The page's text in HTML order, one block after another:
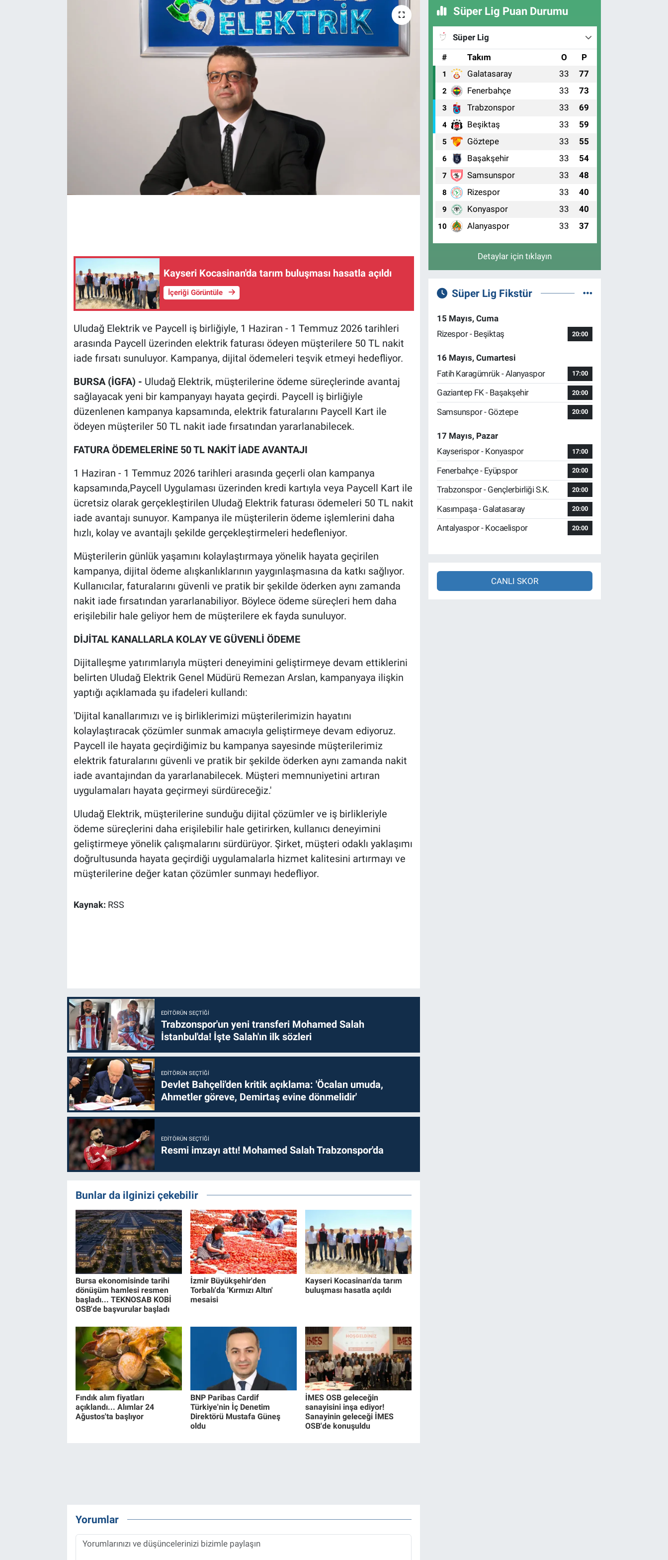
Kayseri Kocasinan'da tarım buluşması hasatla açıldı
İçeriği Görüntüle
Uludağ Elektrik ve Paycell iş birliğiyle, 1 Haziran - 1 Temmuz 2026 tarihleri
arasında Paycell üzerinden elektrik faturası ödeyen müşterilere 50 TL nakit
iade fırsatı sunuluyor. Kampanya, dijital ödemeleri teşvik etmeyi hedefliyor.
BURSA (İGFA) - Uludağ Elektrik, müşterilerine ödeme süreçlerinde avantaj
sağlayacak yeni bir kampanyayı hayata geçirdi. Paycell iş birliğiyle
düzenlenen kampanya kapsamında, elektrik faturalarını Paycell Kart ile
ödeyen müşteriler 50 TL nakit iade fırsatından yararlanabilecek.
FATURA ÖDEMELERİNE 50 TL NAKİT İADE AVANTAJI
1 Haziran - 1 Temmuz 2026 tarihleri arasında geçerli olan kampanya
kapsamında,Paycell Uygulaması üzerinden kredi kartıyla veya Paycell Kart ile
ücretsiz olarak gerçekleştirilen Uludağ Elektrik faturası ödemeleri 50 TL nakit
iade avantajı sunuyor. Kampanya ile müşterilerin ödeme işlemlerini daha
hızlı, kolay ve avantajlı şekilde gerçekleştirmeleri hedefleniyor.
Müşterilerin günlük yaşamını kolaylaştırmaya yönelik hayata geçirilen
kampanya, dijital ödeme alışkanlıklarının yaygınlaşmasına da katkı sağlıyor.
Kullanıcılar, faturalarını güvenli ve pratik bir şekilde öderken aynı zamanda
nakit iade fırsatından yararlanabiliyor. Böylece ödeme süreçleri hem daha
erişilebilir hale geliyor hem de müşterilere ek fayda sunuluyor.
DİJİTAL KANALLARLA KOLAY VE GÜVENLİ ÖDEME
Dijitalleşme yatırımlarıyla müşteri deneyimini geliştirmeye devam ettiklerini
belirten Uludağ Elektrik Genel Müdürü Remezan Arslan, kampanyaya ilişkin
yaptığı açıklamada şu ifadeleri kullandı:
'Dijital kanallarımızı ve iş birliklerimizi müşterilerimizin hayatını
kolaylaştıracak çözümler sunmak amacıyla geliştirmeye devam ediyoruz.
Paycell ile hayata geçirdiğimiz bu kampanya sayesinde müşterilerimiz
elektrik faturalarını güvenli ve pratik bir şekilde öderken aynı zamanda nakit
iade avantajından da yararlanabilecek. Müşteri memnuniyetini artıran
uygulamaları hayata geçirmeyi sürdüreceğiz.'
Uludağ Elektrik, müşterilerine sunduğu dijital çözümler ve iş birlikleriyle
ödeme süreçlerini daha erişilebilir hale getirirken, kullanıcı deneyimini
geliştirmeye yönelik çalışmalarını sürdürüyor. Şirket, müşteri odaklı yaklaşımı
doğrultusunda hayata geçirdiği uygulamalarla hizmet kalitesini artırmayı ve
müşterilerine değer katan çözümler sunmayı hedefliyor.
Kaynak: RSS
EDITÖRÜN SEÇTIĞI
Trabzonspor'un yeni transferi Mohamed Salah
İstanbul'da! İşte Salah'ın ilk sözleri
EDITÖRÜN SEÇTIĞI
Devlet Bahçeli'den kritik açıklama: 'Öcalan umuda,
Ahmetler göreve, Demirtaş evine dönmelidir'
EDITÖRÜN SEÇTIĞI
Resmi imzayı attı! Mohamed Salah Trabzonspor'da
Bunlar da ilginizi çekebilir
Bursa ekonomisinde tarihi
dönüşüm hamlesi resmen
başladı... TEKNOSAB KOBİ
OSB'de başvurular başladı
İzmir Büyükşehir'den
Torbalı'da 'Kırmızı Altın'
mesaisi
Kayseri Kocasinan'da tarım
buluşması hasatla açıldı
Fındık alım fiyatları
açıklandı... Alımlar 24
Ağustos'ta başlıyor
BNP Paribas Cardif
Türkiye'nin İç Denetim
Direktörü Mustafa Güneş
oldu
İMES OSB geleceğin
sanayisini inşa ediyor!
Sanayinin geleceği İMES
OSB'de konuşuldu
Yorumlar
Süper Lig Puan Durumu
Süper Lig
#
Takım O P
1 Galatasaray 33 77
2 Fenerbahçe 33 73
3 Trabzonspor 33 69
4 Beşiktaş 33 59
5 Göztepe 33 55
6 Başakşehir 33 54
7 Samsunspor 33 48
8 Rizespor 33 40
9 Konyaspor 33 40
10 Alanyaspor 33 37
Detaylar için tıklayın
Süper Lig Fikstür
15 Mayıs, Cuma
Rizespor - Beşiktaş
20:00
16 Mayıs, Cumartesi
Fatih Karagümrük - Alanyaspor
17:00
Gaziantep FK - Başakşehir 20:00
Samsunspor - Göztepe 20:00
17 Mayıs, Pazar
Kayserispor - Konyaspor
17:00
Fenerbahçe - Eyüpspor 20:00
Trabzonspor - Gençlerbirliği S.K. 20:00
Kasımpaşa - Galatasaray 20:00
Antalyaspor - Kocaelispor 20:00
CANLI SKOR